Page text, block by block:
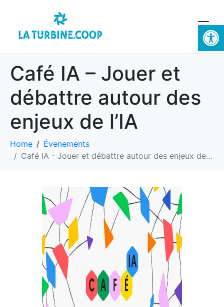
Ouvrir
Café IA – Jouer et
débattre autour des
enjeux de l’IA
Home
Évenements
Café IA - Jouer et débattre autour des enjeux de l'IA